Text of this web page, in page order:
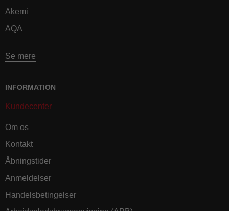
Akemi
AQA
Se mere
INFORMATION
Kundecenter
Om os
Kontakt
Åbningstider
Anmeldelser
Handelsbetingelser